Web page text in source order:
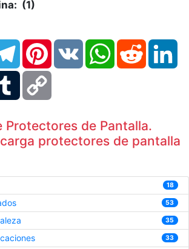
(1)
TelegramPinterestVK WhatsAppReddit
Tumblr
Protectores de Pantalla.
protectores de pantalla
18
53
35
33